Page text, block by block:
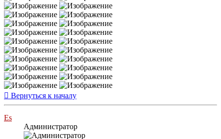
Вернуться к началу
Es
Администратор